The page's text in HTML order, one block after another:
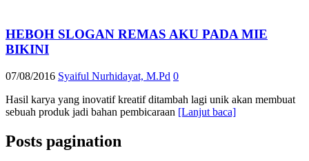
HEBOH SLOGAN REMAS AKU PADA MIE
BIKINI
07/08/2016 Syaiful Nurhidayat, M.Pd 0
Hasil karya yang inovatif kreatif ditambah lagi unik akan membuat
sebuah produk jadi bahan pembicaraan [Lanjut baca]
Posts pagination